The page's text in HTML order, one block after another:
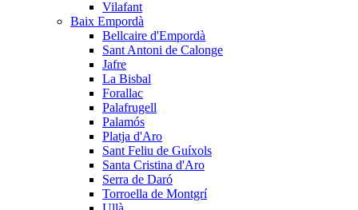
Vilafant
Baix Empordà
Bellcaire d'Empordà
Sant Antoni de Calonge
Jafre
La Bisbal
Forallac
Palafrugell
Palamós
Platja d'Aro
Sant Feliu de Guíxols
Santa Cristina d'Aro
Serra de Daró
Torroella de Montgrí